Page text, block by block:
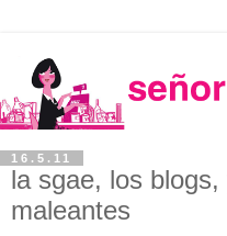
16.5.11
la sgae, los
maleantes